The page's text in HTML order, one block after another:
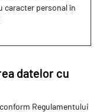
caracter personal în
datelor cu
Regulamentului